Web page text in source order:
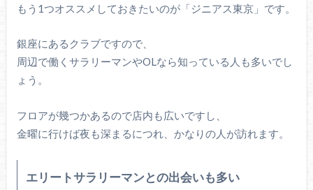
もう1つオススメしておきたいのが「ジニアス東京」です。
銀座にあるクラブですので、
周辺で働くサラリーマンやOLなら知っている人も多いでし
ょう。
フロアが幾つかあるので店内も広いですし、
金曜に行けば夜も深まるにつれ、かなりの人が訪れます。
エリートサラリーマンとの出会いも多い